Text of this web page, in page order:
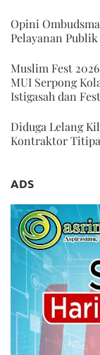
Opini
Pelayanan Publik
Muslim Fest
MUI Serpong
Istigasah dan
Diduga Lelang
Kontraktor
ADS